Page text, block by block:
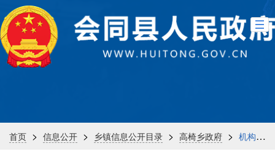
首页 > 信息公开 > 乡镇信息公开目录 > 高椅乡政府 > 机构信息